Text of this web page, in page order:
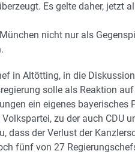
Es gelte daher, jetzt
nicht nur als
in Altötting, in die
solle als Reaktion
ein eigenes
zu der auch CDU
dass der Verlust der
fünf von 27